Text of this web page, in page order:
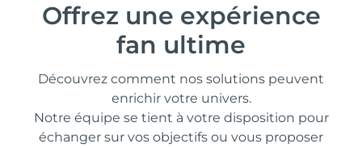
Offrez une expérience
fan ultime
Découvrez comment nos solutions peuvent
enrichir votre univers.
Notre équipe se tient à votre disposition pour
échanger sur vos objectifs ou vous proposer